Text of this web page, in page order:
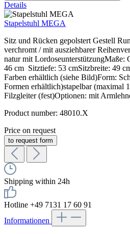
Details
Stapelstuhl MEGA
Sitz und Rücken gepolstert Gestell
verchromt / mit ausziehbarer
natur mit LordoseunterstützungMaße:
46 cm Sitztiefe: 53 cmSitzbreite: 49
Farben erhältlich (siehe Bild)Form:
Formen erhältlich)stapelbar (maximal
Filzgleiter (fest)Optionen: mit
Product number: 48010.X
Price on request
to request form
Shipping within 24h
Hotline +49 7131 17 60 91
Informationen